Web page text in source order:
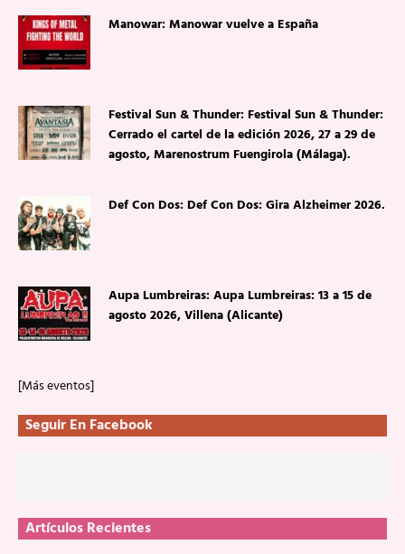
Manowar: Manowar vuelve a España
Festival Sun & Thunder: Festival Sun & Thunder:
Cerrado el cartel de la edición 2026, 27 a 29 de
agosto, Marenostrum Fuengirola (Málaga).
Def Con Dos: Def Con Dos: Gira Alzheimer 2026.
Aupa Lumbreiras: Aupa Lumbreiras: 13 a 15 de
agosto 2026, Villena (Alicante)
[Más eventos]
Seguir En Facebook
Artículos Recientes